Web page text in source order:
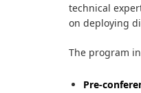
technical
on deploying
The program
Pre-